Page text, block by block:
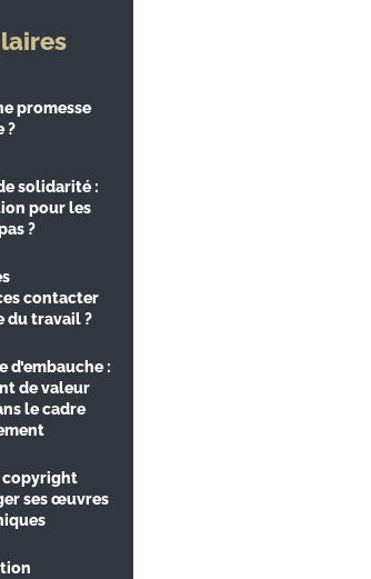
promesse
?
solidarité :
pour les
?
contacter
du travail ?
d’embauche :
de valeur
le cadre
copyright
ses œuvres